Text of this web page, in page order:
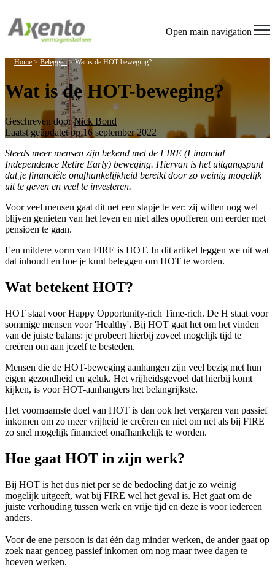
Open main navigation
Home > Beleggen>Wat is de HOT-beweging?
Wat is de HOT-beweging?
Geschreven doorNick Bond
Laatst geüpdatet op 16 september 2022
Steeds meer mensen zijn bekend met de FIRE (Financial
Independence Retire Early) beweging. Hiervan is het uitgangspunt
dat je financiële onafhankelijkheid bereikt door zo weinig mogelijk
uit te geven en veel te investeren.
Voor veel mensen gaat dit net een stapje te ver: zij willen nog wel
blijven genieten van het leven en niet alles opofferen om eerder met
pensioen te gaan.
Een mildere vorm van FIRE is HOT. In dit artikel leggen we uit wat
dat inhoudt en hoe je kunt beleggen om HOT te worden.
Wat betekent HOT?
HOT staat voor Happy Opportunity-rich Time-rich. De H staat voor
sommige mensen voor 'Healthy'. Bij HOT gaat het om het vinden
van de juiste balans: je probeert hierbij zoveel mogelijk tijd te
creëren om aan jezelf te besteden.
Mensen die de HOT-beweging aanhangen zijn veel bezig met hun
eigen gezondheid en geluk. Het vrijheidsgevoel dat hierbij komt
kijken, is voor HOT-aanhangers het belangrijkste.
Het voornaamste doel van HOT is dan ook het vergaren van passief
inkomen om zo meer vrijheid te creëren en niet om net als bij FIRE
zo snel mogelijk financieel onafhankelijk te worden.
Hoe gaat HOT in zijn werk?
Bij HOT is het dus niet per se de bedoeling dat je zo weinig
mogelijk uitgeeft, wat bij FIRE wel het geval is. Het gaat om de
juiste verhouding tussen werk en vrije tijd en deze is voor iedereen
anders.
Voor de ene persoon is dat één dag minder werken, de ander gaat op
zoek naar genoeg passief inkomen om nog maar twee dagen te
hoeven werken.